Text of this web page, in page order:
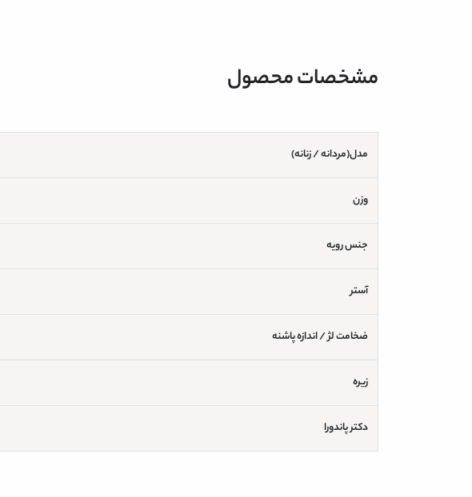
مشخصات محصول
مدل(مردانه / زنانه)
وزن
جنس رویه
آستر
ضخامت لژ / اندازه پاشنه
زیره
دکتر پاندورا